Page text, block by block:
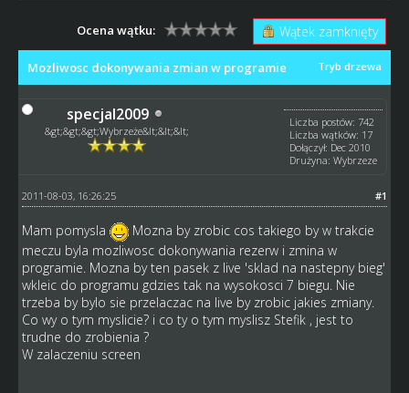
Wątek zamknięty
Ocena wątku:
Tryb drzewa
Mozliwosc dokonywania zmian w programie
specjal2009
&gt;&gt;&gt;Wybrzeże&lt;&lt;&lt;
Liczba postów: 742
Liczba wątków: 17
Dołączył: Dec 2010
Drużyna: Wybrzeze
#1
2011-08-03, 16:26:25
Mam pomysla
Mozna by zrobic cos takiego by w trakcie
meczu byla mozliwosc dokonywania rezerw i zmina w
programie. Mozna by ten pasek z live 'sklad na nastepny bieg'
wkleic do programu gdzies tak na wysokosci 7 biegu. Nie
trzeba by bylo sie przelaczac na live by zrobic jakies zmiany.
Co wy o tym myslicie? i co ty o tym myslisz Stefik , jest to
trudne do zrobienia ?
W zalaczeniu screen